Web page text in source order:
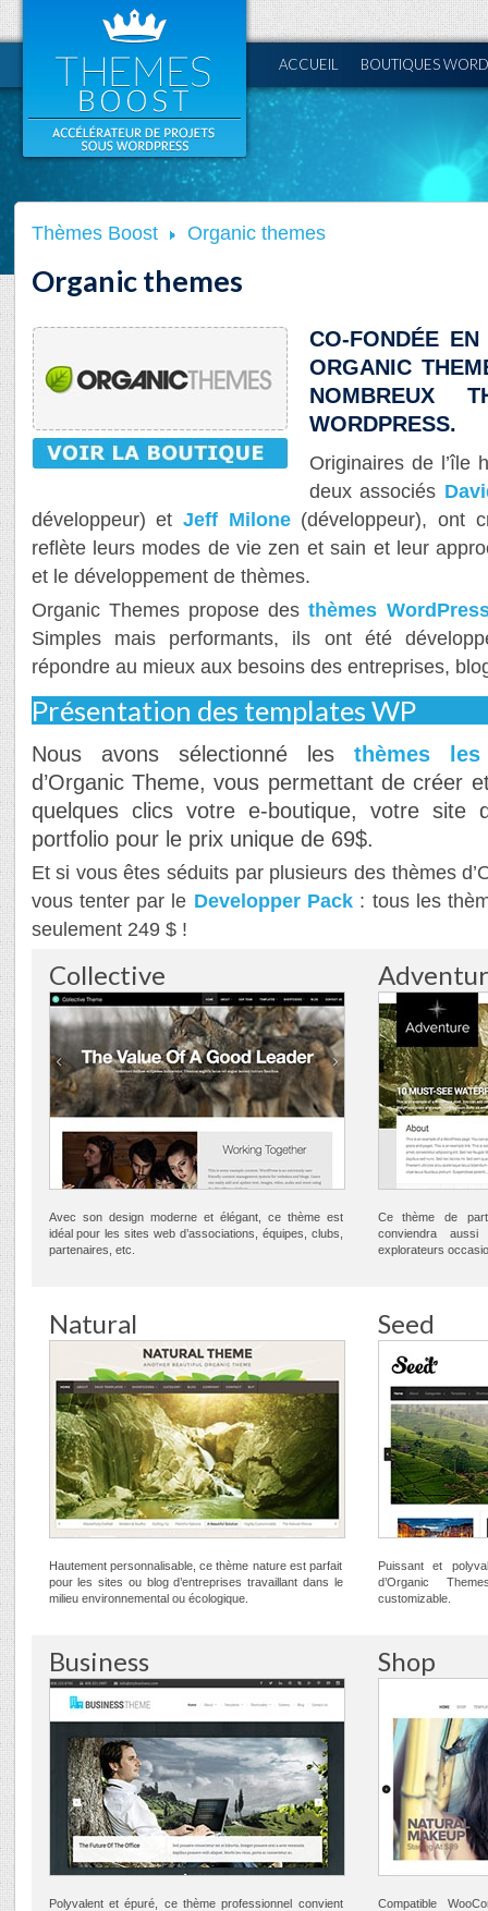
ACCUEIL BOUTIQUES
Thèmes Boost Organic themes
Organic themes
CO-FONDÉE
ORGANIC
NOMBREUX
WORDPRESS.
Originaires de l’île
deux associés
développeur) et Jeff Milone(développeur), ont
reflète leurs modes de vie zen et sain et leur
et le développement de thèmes.
Organic Themes propose desthèmes
Simples mais performants, ils ont été
répondre au mieux aux besoins des entreprises,
Présentation des templates WP
Nous avons sélectionné les thèmes
d’Organic Theme, vous permettant de créer
quelques clics votre e-boutique, votre site
portfolio pour le prix unique de 69$.
Et si vous êtes séduits par plusieurs des thèmes
vous tenter par le Developper Pack : tous les
seulement 249 $ !
Collective
Avec son design moderne et élégant, ce thème est
idéal pour les sites web d’associations, équipes, clubs,
partenaires, etc.
Ce thème de
conviendra
explorateurs
Natural
Hautement personnalisable, ce thème nature est parfait
pour les sites ou blog d’entreprises travaillant dans le
milieu environnemental ou écologique.
Seed
Puissant et
d’Organic
customizable.
Business
Polyvalent et épuré, ce thème professionnel convient
Shop
Compatible